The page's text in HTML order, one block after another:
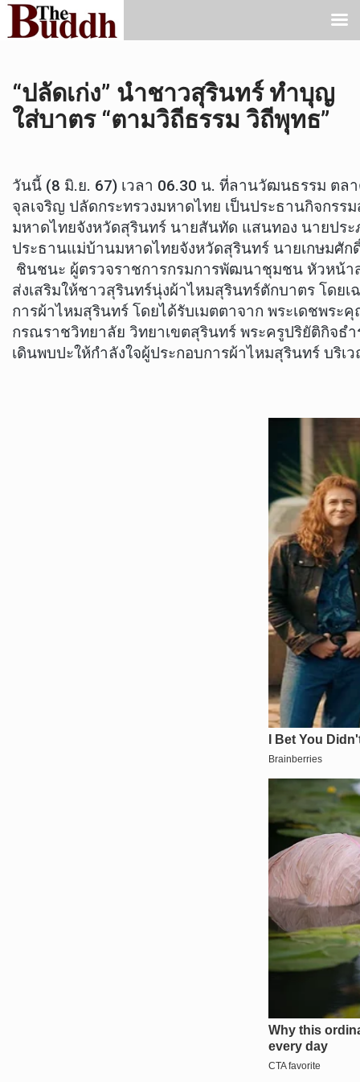
“ปลัดเก่ง” นำชาวสุรินทร์ ทำบุญ
ใส่บาตร “ตามวิถีธรรม วิถีพุทธ”
วันนี้ (8 มิ.ย. 67) เวลา 06.30 น. ที่ลานวัฒนธรรม ตล
จุลเจริญ ปลัดกระทรวงมหาดไทย เป็นประธานกิจกร
มหาดไทยจังหวัดสุรินทร์ นายสันทัด แสนทอง นายปร
ประธานแม่บ้านมหาดไทยจังหวัดสุรินทร์ นายเกษมศั
ชินชนะ ผู้ตรวจราชการกรมการพัฒนาชุมชน หัวหน้า
ส่งเสริมให้ชาวสุรินทร์นุ่งผ้าไหมสุรินทร์ตักบาตร โดย
การผ้าไหมสุรินทร์ โดยได้รับเมตตาจาก พระเดชพร
กรณราชวิทยาลัย วิทยาเขตสุรินทร์ พระครูปริยัติกิจธ
เดินพบปะให้กำลังใจผู้ประกอบการผ้าไหมสุรินทร์ บริ